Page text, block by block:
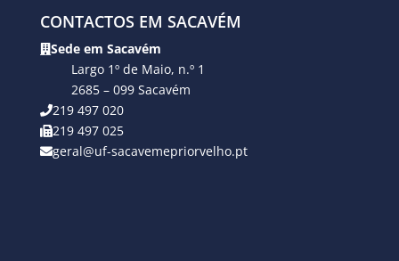
CONTACTOS EM SACAVÉM
Sede em Sacavém
Largo 1º de Maio, n.º 1
2685 – 099 Sacavém
219 497 020
219 497 025
geral@uf-sacavemepriorvelho.pt